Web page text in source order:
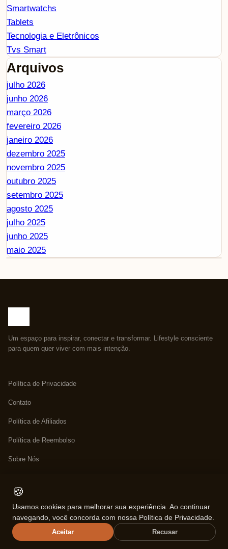
Smartwatchs
Tablets
Tecnologia e Eletrônicos
Tvs Smart
Arquivos
julho 2026
junho 2026
março 2026
fevereiro 2026
janeiro 2026
dezembro 2025
novembro 2025
outubro 2025
setembro 2025
agosto 2025
julho 2025
junho 2025
maio 2025
Um espaço para inspirar, conectar e transformar. Lifestyle consciente
para quem quer viver com mais intenção.
Política de Privacidade
Contato
Política de Afiliados
Política de Reembolso
Sobre Nós
Sobre
Legal
🍪
Usamos cookies para melhorar sua experiência. Ao continuar
navegando, você concorda com nossa Política de Privacidade.
Aceitar Recusar